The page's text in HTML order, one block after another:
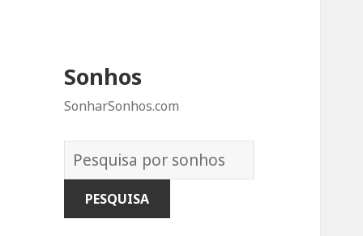
Sonhos
SonharSonhos.com
Dicionário
dos
Sonhos: